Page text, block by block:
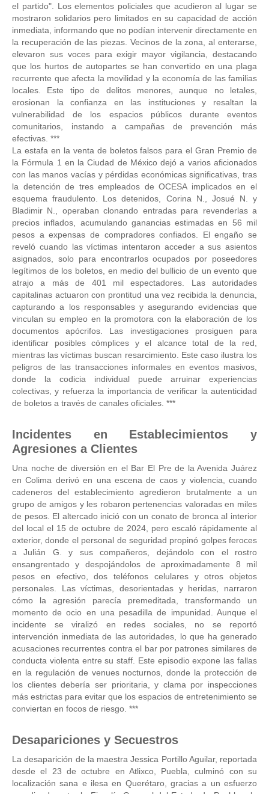
el partido". Los elementos policiales que acudieron al lugar se
mostraron solidarios pero limitados en su capacidad de acción
inmediata, informando que no podían intervenir directamente en
la recuperación de las piezas. Vecinos de la zona, al enterarse,
elevaron sus voces para exigir mayor vigilancia, destacando
que los hurtos de autopartes se han convertido en una plaga
recurrente que afecta la movilidad y la economía de las familias
locales. Este tipo de delitos menores, aunque no letales,
erosionan la confianza en las instituciones y resaltan la
vulnerabilidad de los espacios públicos durante eventos
comunitarios, instando a campañas de prevención más
efectivas. ***
La estafa en la venta de boletos falsos para el Gran Premio de
la Fórmula 1 en la Ciudad de México dejó a varios aficionados
con las manos vacías y pérdidas económicas significativas, tras
la detención de tres empleados de OCESA implicados en el
esquema fraudulento. Los detenidos, Corina N., Josué N. y
Bladimir N., operaban clonando entradas para revenderlas a
precios inflados, acumulando ganancias estimadas en 56 mil
pesos a expensas de compradores confiados. El engaño se
reveló cuando las víctimas intentaron acceder a sus asientos
asignados, solo para encontrarlos ocupados por poseedores
legítimos de los boletos, en medio del bullicio de un evento que
atrajo a más de 401 mil espectadores. Las autoridades
capitalinas actuaron con prontitud una vez recibida la denuncia,
capturando a los responsables y asegurando evidencias que
vinculan su empleo en la promotora con la elaboración de los
documentos apócrifos. Las investigaciones prosiguen para
identificar posibles cómplices y el alcance total de la red,
mientras las víctimas buscan resarcimiento. Este caso ilustra los
peligros de las transacciones informales en eventos masivos,
donde la codicia individual puede arruinar experiencias
colectivas, y refuerza la importancia de verificar la autenticidad
de boletos a través de canales oficiales. ***
Incidentes en Establecimientos y
Agresiones a Clientes
Una noche de diversión en el Bar El Pre de la Avenida Juárez
en Colima derivó en una escena de caos y violencia, cuando
cadeneros del establecimiento agredieron brutalmente a un
grupo de amigos y les robaron pertenencias valoradas en miles
de pesos. El altercado inició con un conato de bronca al interior
del local el 15 de octubre de 2024, pero escaló rápidamente al
exterior, donde el personal de seguridad propinó golpes feroces
a Julián G. y sus compañeros, dejándolo con el rostro
ensangrentado y despojándolos de aproximadamente 8 mil
pesos en efectivo, dos teléfonos celulares y otros objetos
personales. Las víctimas, desorientadas y heridas, narraron
cómo la agresión parecía premeditada, transformando un
momento de ocio en una pesadilla de impunidad. Aunque el
incidente se viralizó en redes sociales, no se reportó
intervención inmediata de las autoridades, lo que ha generado
acusaciones recurrentes contra el bar por patrones similares de
conducta violenta entre su staff. Este episodio expone las fallas
en la regulación de venues nocturnos, donde la protección de
los clientes debería ser prioritaria, y clama por inspecciones
más estrictas para evitar que los espacios de entretenimiento se
conviertan en focos de riesgo. ***
Desapariciones y Secuestros
La desaparición de la maestra Jessica Portillo Aguilar, reportada
desde el 23 de octubre en Atlixco, Puebla, culminó con su
localización sana e ilesa en Querétaro, gracias a un esfuerzo